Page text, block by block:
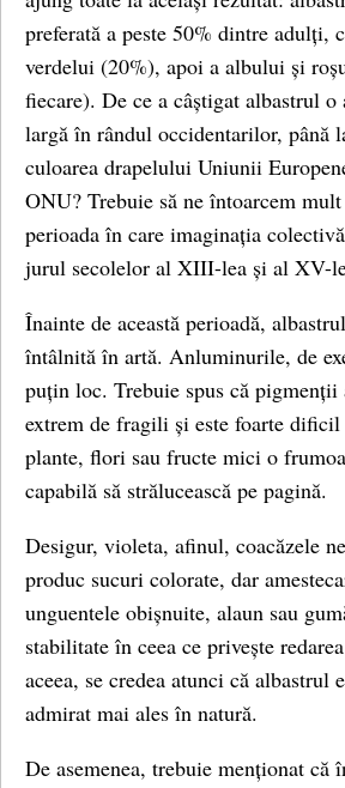
preferată a peste 50% dintre adulți,
verdelui (20%), apoi a albului și
fiecare). De ce a câștigat albastrul o
largă în rândul occidentarilor, până
culoarea drapelului Uniunii
ONU? Trebuie să ne întoarcem
perioada în care imaginația
jurul secolelor al XIII-lea și al XV-
Înainte de această perioadă,
întâlnită în artă. Anluminurile, de
puțin loc. Trebuie spus că pigmenții
extrem de fragili și este foarte
plante, flori sau fructe mici o
capabilă să strălucească pe pagină.
Desigur, violeta, afinul, coacăzele
produc sucuri colorate, dar
unguentele obișnuite, alaun sau
stabilitate în ceea ce privește
aceea, se credea atunci că albastrul
admirat mai ales în natură.
De asemenea, trebuie menționat că